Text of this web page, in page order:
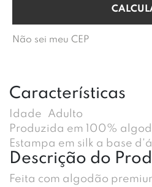
Não sei meu CEP
Características
Idade
Adulto
Produzida em 100%
Estampa em silk a base
Descrição do
Feita com algodão